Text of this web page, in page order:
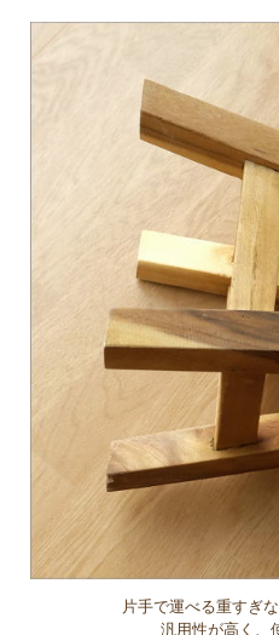
片手で運べる重すぎ
汎用性が高く、